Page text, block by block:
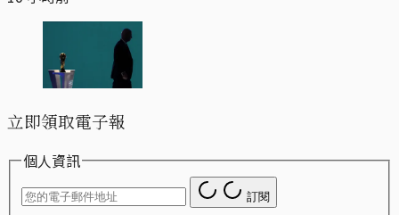
立即領取電子報
個人資訊
訂閱